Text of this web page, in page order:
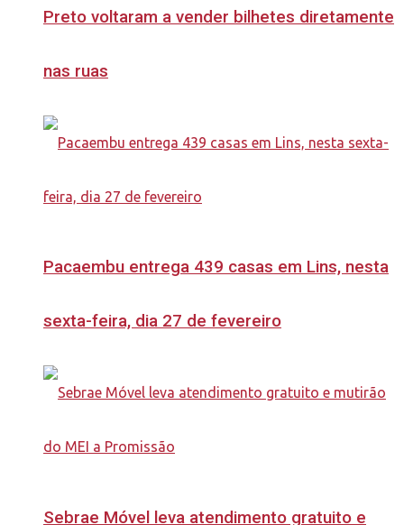
Preto voltaram a vender bilhetes diretamente
nas ruas
Pacaembu entrega 439 casas em Lins, nesta
sexta-feira, dia 27 de fevereiro
Sebrae Móvel leva atendimento gratuito e